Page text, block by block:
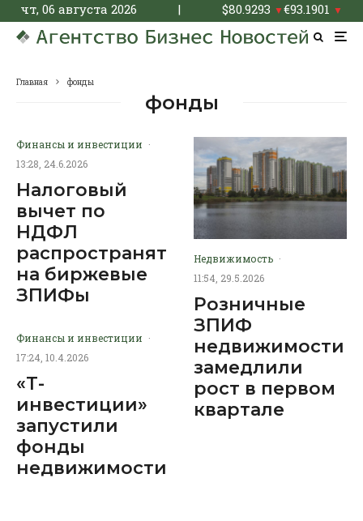
чт, 06 августа 2026 | $80.9293 ▼€93.1901 ▼
Главная фонды
фонды
Финансы и инвестиции ·
13:28, 24.6.2026
Налоговый
вычет по
НДФЛ
распространят
на биржевые
ЗПИФы
Финансы и инвестиции ·
17:24, 10.4.2026
«Т-
инвестиции»
запустили
фонды
недвижимости
Недвижимость ·
11:54, 29.5.2026
Розничные
ЗПИФ
недвижимости
замедлили
рост в первом
квартале